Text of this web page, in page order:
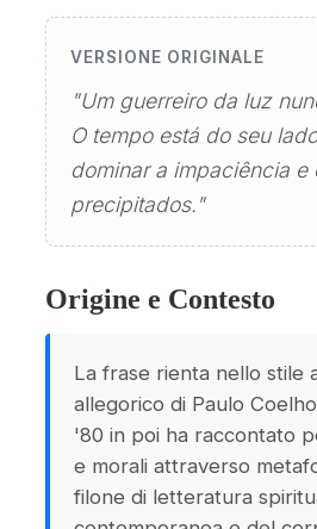
VERSIONE ORIGINALE
"Um guerreiro da luz
O tempo está do seu
dominar a impaciência e
precipitados."
Origine e Contesto
La frase rienta nello stile
allegorico di Paulo
'80 in poi ha raccontato
e morali attraverso
filone di letteratura